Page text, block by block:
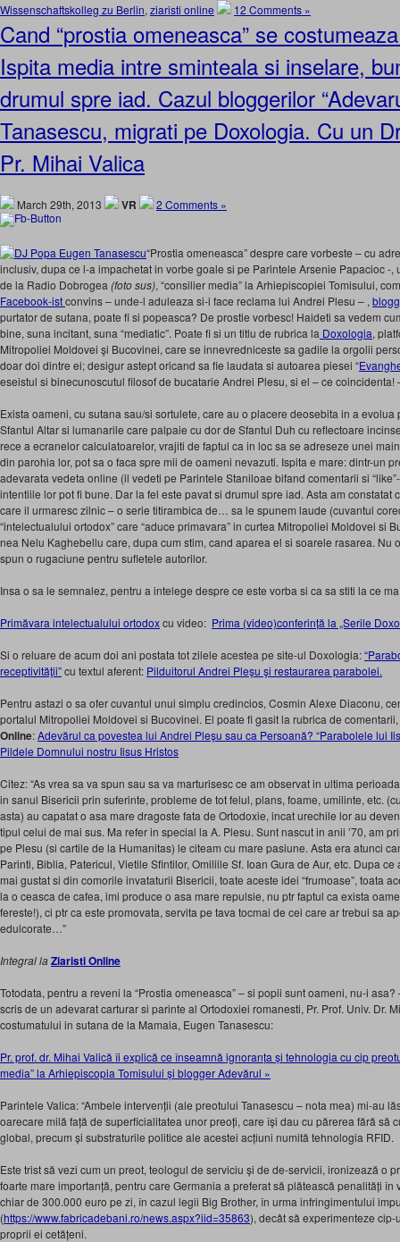
Wissenschaftskolleg zu Berlin, ziaristi online 12 Comments »
Cand “prostia omeneasca” se
Ispita media intre sminteala si inselare,
drumul spre iad. Cazul bloggerilor
Tanasescu, migrati pe Doxologia. Cu un
Pr. Mihai Valica
March 29th, 2013 VR 2 Comments »
“Prostia omeneasca” despre care vorbeste – cu
inclusiv, dupa ce l-a impachetat in vorbe goale si pe Parintele Arsenie Papacioc -,
de la Radio Dobrogea (foto sus), “consilier media” la Arhiepiscopiei Tomisului,
Facebook-istconvins – unde-l aduleaza si-i face reclama lui Andrei Plesu – ,
purtator de sutana, poate fi si popeasca? De prostie vorbesc! Haideti sa vedem
bine, suna incitant, suna “mediatic”. Poate fi si un titlu de rubrica la Doxologia,
Mitropoliei Moldovei şi Bucovinei, care se innevredniceste sa gadile la orgolii
doar doi dintre ei; desigur astept oricand sa fie laudata si autoarea piesei “
eseistul si binecunoscutul filosof de bucatarie Andrei Plesu, si el – ce coincidenta!
Exista oameni, cu sutana sau/si sortulete, care au o placere deosebita in a
Sfantul Altar si lumanarile care palpaie cu dor de Sfantul Duh cu reflectoare
rece a ecranelor calculatoarelor, vrajiti de faptul ca in loc sa se adreseze unei
din parohia lor, pot sa o faca spre mii de oameni nevazuti. Ispita e mare: dintr-un
adevarata vedeta online (il vedeti pe Parintele Staniloae bifand comentarii si
intentiile lor pot fi bune. Dar la fel este pavat si drumul spre iad. Asta am constatat
care il urmaresc zilnic – o serie titirambica de… sa le spunem laude (cuvantul
“intelectualului ortodox” care “aduce primavara” in curtea Mitropoliei Moldovei si
nea Nelu Kaghebellu care, dupa cum stim, cand aparea el si soarele rasarea. Nu
spun o rugaciune pentru sufletele autorilor.
Insa o sa le semnalez, pentru a intelege despre ce este vorba si ca sa stiti la ce
Primăvara intelectualului ortodoxcu video: Prima (video)conferință la „Serile
Si o reluare de acum doi ani postata tot zilele acestea pe site-ul Doxologia:
receptivităţii”cu textul aferent: Pilduitorul Andrei Pleşu şi restaurarea parabolei.
Pentru astazi o sa ofer cuvantul unui simplu credincios, Cosmin Alexe Diaconu,
portalul Mitropoliei Moldovei si Bucovinei. El poate fi gasit la rubrica de
Online:Adevărul ca povestea lui Andrei Pleşu sau ca Persoană? “Parabolele lui
Pildele Domnului nostru Iisus Hristos
Citez: “As vrea sa va spun sau sa va marturisesc ce am observat in ultima
in sanul Bisericii prin suferinte, probleme de tot felul, plans, foame, umilinte, etc.
asta) au capatat o asa mare dragoste fata de Ortodoxie, incat urechile lor au
tipul celui de mai sus. Ma refer in special la A. Plesu. Sunt nascut in anii ’70, am
pe Plesu (si cartile de la Humanitas) le citeam cu mare pasiune. Asta era atunci
Parinti, Biblia, Patericul, Vietile Sfintilor, Omiliile Sf. Ioan Gura de Aur, etc. Dupa
mai gustat si din comorile invataturii Bisericii, toate aceste idei “frumoase”, toata
la o ceasca de cafea, imi produce o asa mare repulsie, nu ptr faptul ca exista
fereste!), ci ptr ca este promovata, servita pe tava tocmai de cei care ar trebui sa
edulcorate…”
Integral laZiaristi Online
Totodata, pentru a reveni la “Prostia omeneasca” – si popii sunt oameni, nu-i
scris de un adevarat carturar si parinte al Ortodoxiei romanesti, Pr. Prof. Univ. Dr.
costumatului in sutana de la Mamaia, Eugen Tanasescu:
Pr. prof. dr. Mihai Valică îi explică ce înseamnă ignoranța și tehnologia cu cip
media” la Arhiepiscopia Tomisului și blogger Adevărul »
Parintele Valica: “Ambele intervenții (ale preotului Tanasescu – nota mea) mi-au
oarecare milă față de superficialitatea unor preoți, care își dau cu părerea fără să
global, precum și substraturile politice ale acestei acțiuni numită tehnologia RFID.
Este trist să vezi cum un preot, teologul de serviciu și de de-servicii, ironizează o
foarte mare importanță, pentru care Germania a preferat să plătească penalități
chiar de 300.000 euro pe zi, în cazul legii Big Brother, în urma infringimentului
(https://www.fabricadebani.ro/news.aspx?iid=35863), decât să experimenteze
proprii ei cetățeni.